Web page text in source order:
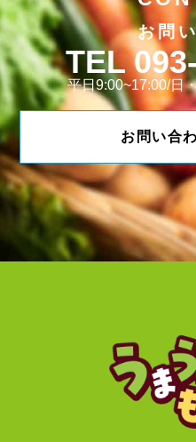
お問
平日9:00~17:00/日
お問い合